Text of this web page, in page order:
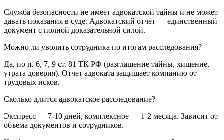
Служба безопасности не имеет адвокатской тайны и не может
давать показания в суде. Адвокатский отчет — единственный
документ с полной доказательной силой.
Можно ли уволить сотрудника по итогам расследования?
Да, по п. 6, 7, 9 ст. 81 ТК РФ (разглашение тайны, хищение,
утрата доверия). Отчет адвоката защищает компанию от
трудовых исков.
Сколько длится адвокатское расследование?
Экспресс — 7-10 дней, комплексное — 1-2 месяца. Зависит от
объема документов и сотрудников.